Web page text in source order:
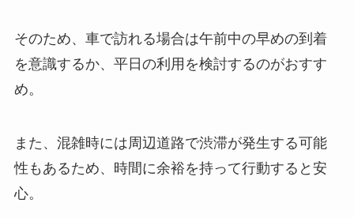
そのため、車で訪れる場合は午前中の早めの到着
を意識するか、平日の利用を検討するのがおすす
め。
また、混雑時には周辺道路で渋滞が発生する可能
性もあるため、時間に余裕を持って行動すると安
心。